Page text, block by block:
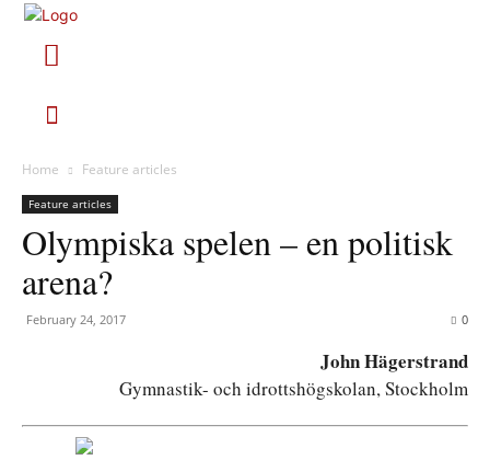
Home Feature articles
Feature articles
Olympiska spelen – en politisk
arena?
February 24, 2017 0
John Hägerstrand
Gymnastik- och idrottshögskolan, Stockholm